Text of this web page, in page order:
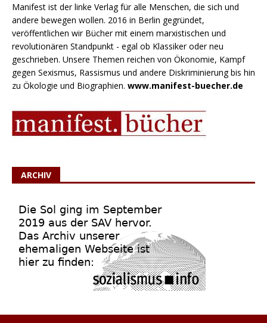
Manifest ist der linke Verlag für alle Menschen, die sich und
andere bewegen wollen. 2016 in Berlin gegründet,
veröffentlichen wir Bücher mit einem marxistischen und
revolutionären Standpunkt - egal ob Klassiker oder neu
geschrieben. Unsere Themen reichen von Ökonomie, Kampf
gegen Sexismus, Rassismus und andere Diskriminierung bis hin
zu Ökologie und Biographien. www.manifest-buecher.de
ARCHIV